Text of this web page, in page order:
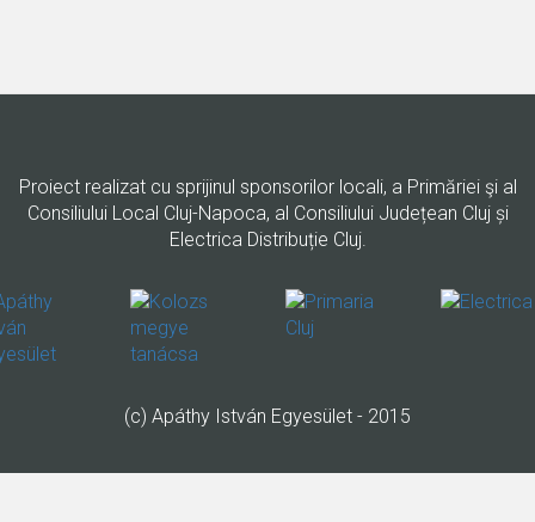
Proiect realizat cu sprijinul sponsorilor locali, a Primăriei şi al
Consiliului Local Cluj-Napoca, al Consiliului Județean Cluj și
Electrica Distribuție Cluj.
(c) Apáthy István Egyesület - 2015